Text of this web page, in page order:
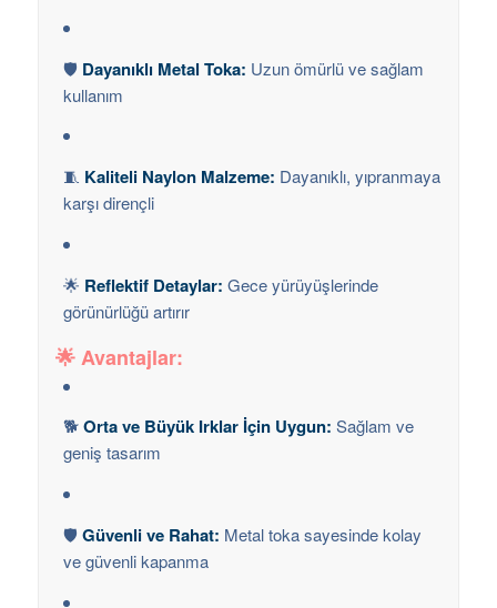
🛡️ Dayanıklı Metal Toka: Uzun ömürlü ve sağlam
kullanım
🧵 Kaliteli Naylon Malzeme: Dayanıklı, yıpranmaya
karşı dirençli
🌟 Reflektif Detaylar: Gece yürüyüşlerinde
görünürlüğü artırır
🌟Avantajlar:
🐕Orta ve Büyük Irklar İçin Uygun: Sağlam ve
geniş tasarım
🛡️Güvenli ve Rahat: Metal toka sayesinde kolay
ve güvenli kapanma